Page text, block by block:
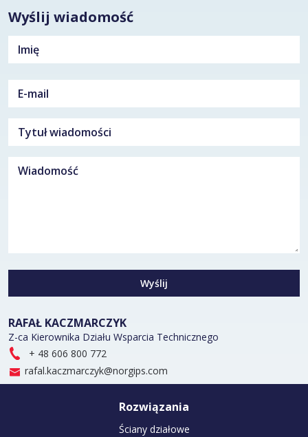
Wyślij wiadomość
Wyślij
RAFAŁ KACZMARCZYK
Z-ca Kierownika Działu Wsparcia Technicznego
+ 48 606 800 772
rafal.kaczmarczyk@norgips.com
Rozwiązania
Ściany działowe